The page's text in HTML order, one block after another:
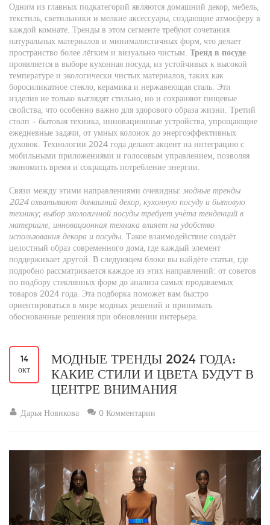
Одним из главных подкатегорий являются домашний декор, мебель,
текстиль, светильники и мелкие аксессуары, создающие атмосферу в
каждой комнате. Тренды в этом сегменте требуют сочетания
натуральных материалов и минималистичных форм, что делает
пространство более лёгким и визуально чистым. Тренд в посуде
проявляется в выборе кухонная посуда, из устойчивых к высокой
температуре и экологически чистых материалов, таких как
боросиликатное стекло, керамика и нержавеющая сталь. Эти
изделия не только выглядят стильно, но и сохраняют пищевые
свойства, что особенно важно для здорового образа жизни. Третий
столп – бытовая техника, инновационные устройства, упрощающие
ежедневные задачи, от умных колонок до энергоэффективных
духовок. Технологии 2024 года делают акцент на интеграцию с
мобильными приложениями и голосовым управлением, позволяя
экономить время и сокращать потребление энергии.
Связи между этими направлениями очевидны:модные тренды
2024 охватывают домашний декор, кухонную посуду и бытовую
технику; выбор экологичной посуды требует учёта тенденций в
материале; инновационная техника влияет на удобство
использования декора и посуды. Такое взаимодействие создаёт
целостный образ современного дома, где каждый элемент
поддерживает другой. В следующем блоке вы найдёте статьи, где
подробно рассматривается каждое из этих направлений: от советов
по подбору стеклянных форм до анализа самых продаваемых
товаров 2024 года. Эта подборка поможет вам быстро
ориентироваться в мире модных решений и принимать
обоснованные решения при обновлении интерьера.
14
окт
МОДНЫЕ ТРЕНДЫ 2024 ГОДА:
КАКИЕ СТИЛИ И ЦВЕТА БУДУТ В
ЦЕНТРЕ ВНИМАНИЯ
Дарья Новикова 0 Комментарии